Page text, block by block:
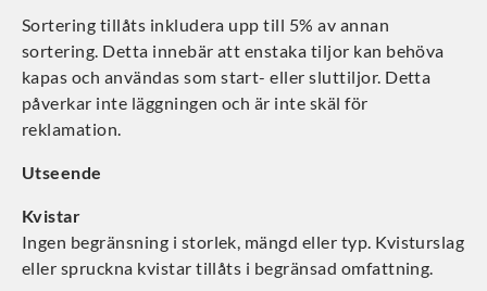
Sortering tillåts inkludera upp till 5% av annan
sortering. Detta innebär att enstaka tiljor kan behöva
kapas och användas som start- eller sluttiljor. Detta
påverkar inte läggningen och är inte skäl för
reklamation.
Utseende
Kvistar
Ingen begränsning i storlek, mängd eller typ. Kvisturslag
eller spruckna kvistar tillåts i begränsad omfattning.